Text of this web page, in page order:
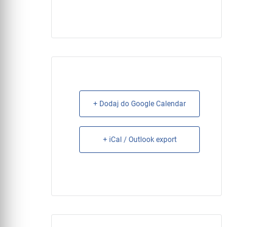
+ Dodaj do Google Calendar
+ iCal / Outlook export